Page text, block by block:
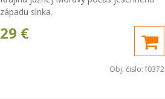
západu slnka.
29 €
Obj. čislo: f0372